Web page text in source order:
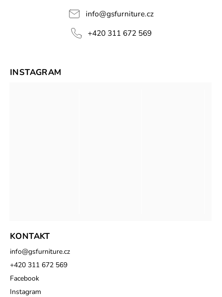
info@gsfurniture.cz
+420 311 672 569
KONTAKT
info@gsfurniture.cz
+420 311 672 569
Facebook
Instagram
INSTAGRAM